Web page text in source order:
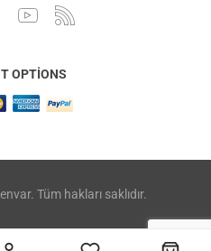
OPTIONS
Tüm hakları saklıdır.